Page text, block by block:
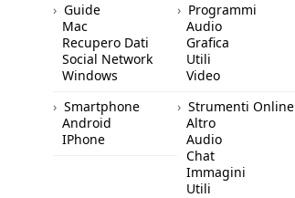
Guide
Mac
Recupero Dati
Social Network
Windows
Programmi
Audio
Grafica
Utili
Video
Smartphone
Android
IPhone
Strumenti Online
Altro
Audio
Chat
Immagini
Utili